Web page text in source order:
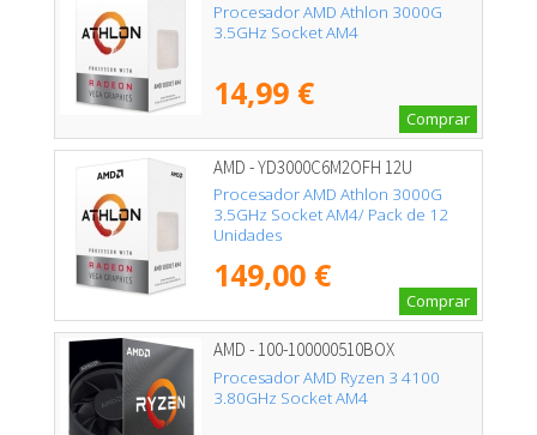
Procesador AMD Athlon 3000G
3.5GHz Socket AM4
14,99 €
Comprar
AMD - YD3000C6M2OFH 12U
Procesador AMD Athlon 3000G
3.5GHz Socket AM4/ Pack de 12
Unidades
149,00 €
Comprar
AMD - 100-100000510BOX
Procesador AMD Ryzen 3 4100
3.80GHz Socket AM4